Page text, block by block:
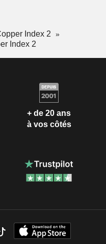
Index 2
Index 2
+ de 20 ans
à vos côtés